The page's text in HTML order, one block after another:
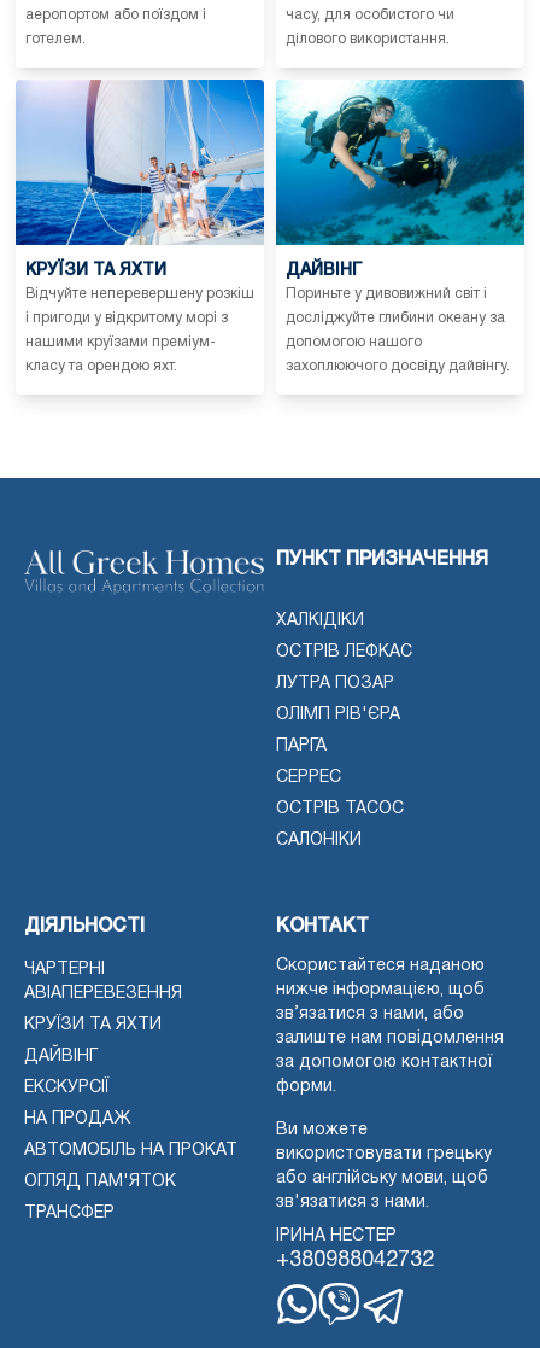
аеропортом або поїздом і
готелем.
часу, для особистого чи
ділового використання.
КРУЇЗИ ТА ЯХТИ
Відчуйте неперевершену розкіш
і пригоди у відкритому морі з
нашими круїзами преміум-
класу та орендою яхт.
ДАЙВІНГ
Пориньте у дивовижний світ і
досліджуйте глибини океану за
допомогою нашого
захоплюючого досвіду дайвінгу.
ПУНКТ ПРИЗНАЧЕННЯ
ХАЛКІДІКИ
ОСТРІВ ЛЕФКАС
ЛУТРА ПОЗАР
ОЛІМП РІВ'ЄРА
ПАРГА
СЕРРЕС
ОСТРІВ ТАСОС
САЛОНІКИ
ДІЯЛЬНОСТІ
ЧАРТЕРНІ
АВІАПЕРЕВЕЗЕННЯ
КРУЇЗИ ТА ЯХТИ
ДАЙВІНГ
ЕКСКУРСІЇ
НА ПРОДАЖ
АВТОМОБІЛЬ НА ПРОКАТ
ОГЛЯД ПАМ'ЯТОК
ТРАНСФЕР
КОНТАКТ
Скористайтеся наданою
нижче інформацією, щоб
зв’язатися з нами, або
залиште нам повідомлення
за допомогою контактної
форми.
Ви можете
використовувати грецьку
або англійську мови, щоб
зв'язатися з нами.
ІРИНА НЕСТЕР
+380988042732